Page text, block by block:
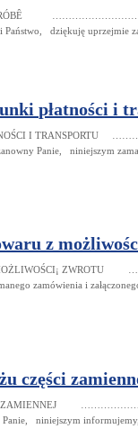
NA PRÓBÊ
dziękuję uprzejmie za
płatności i
I
niniejszym
z
Z MOŻLIWOŚCI¡
i załączonego
części
ZAMIENNEJ
informujemy, że